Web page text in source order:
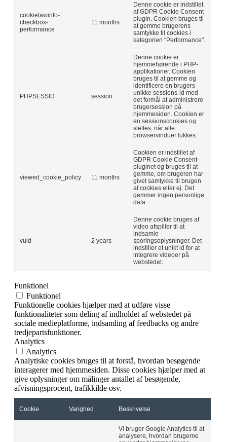
cookielawinfo-
checkbox-
performance
11 months
Denne cookie er indstillet
af GDPR Cookie Consent
plugin. Cookien bruges til
at gemme brugerens
samtykke til cookies i
kategorien "Performance".
PHPSESSID session
Denne cookie er
hjemmehørende i PHP-
applikationer. Cookien
bruges til at gemme og
identificere en brugers
unikke sessions-id med
det formål at administrere
brugersession på
hjemmesiden. Cookien er
en sessionscookies og
slettes, når alle
browservinduer lukkes.
viewed_cookie_policy 11 months
Cookien er indstillet af
GDPR Cookie Consent-
pluginet og bruges til at
gemme, om brugeren har
givet samtykke til brugen
af cookies eller ej. Det
gemmer ingen personlige
data.
vuid 2 years
Denne cookie bruges af
video afspiller til at
indsamle
sporingsoplysninger. Det
indstiller et unikt id for at
integrere videoer på
webstedet.
Funktionel
Funktionel
Funktionelle cookies hjælper med at udføre visse
funktionaliteter som deling af indholdet af webstedet på
sociale medieplatforme, indsamling af feedbacks og andre
tredjepartsfunktioner.
Analytics
Analytics
Analytiske cookies bruges til at forstå, hvordan besøgende
interagerer med hjemmesiden. Disse cookies hjælper med at
give oplysninger om målinger antallet af besøgende,
afvisningsprocent, trafikkilde osv.
Cookie Varighed Beskrivelse
Vi bruger Google Analytics til at
analysere, hvordan brugerne